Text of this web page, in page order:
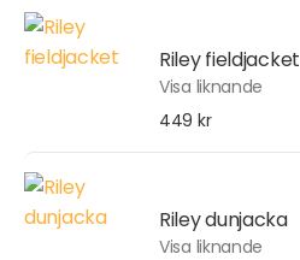
Riley fieldjacket
Visa liknande
449 kr
Riley dunjacka
Visa liknande